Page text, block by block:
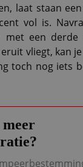
laat staan
vol is.
een derde
vliegt, kan
toch nog iets